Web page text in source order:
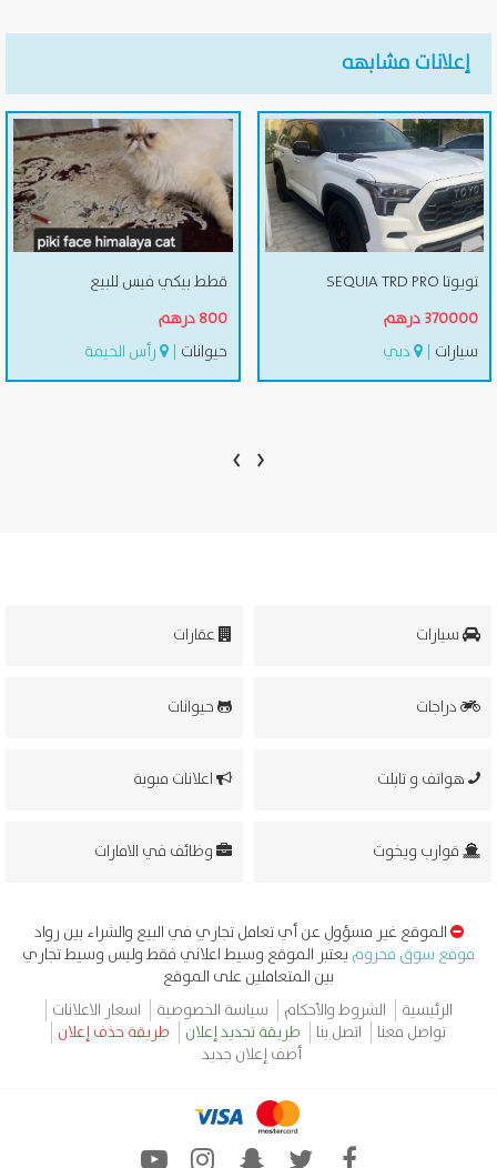
إعلانات مشابهه
تويوتا ‏SEQUIA TRD PRO
370000 درهم
سيارات | دبي
قطط بيكي فيس للبيع
800 درهم
حيوانات | رأس الخيمة
‹
›
سيارات عقارات
دراجات حيوانات
هواتف و تابلت اعلانات مبوبة
قوارب ويخوت وظائف في الامارات
الموقع غير مسؤول عن أي تعامل تجاري في البيع والشراء بين رواد
موقع سوق محروم يعتبر الموقع وسيط اعلاني فقط وليس وسيط تجاري
بين المتعاملين على الموقع
الرئيسية
الشروط والأحكام سياسة الخصوصية
اسعار الاعلانات
تواصل معنا
اتصل بنا طريقة تجديد إعلان
طريقة حذف إعلان
أضف إعلان جديد